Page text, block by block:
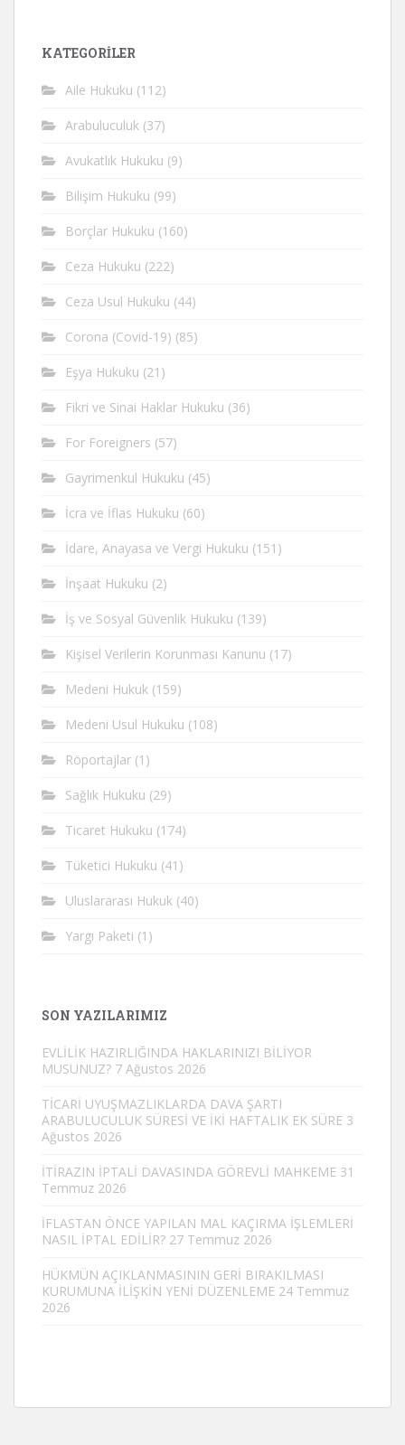
KATEGORİLER
Aile Hukuku (112)
Arabuluculuk (37)
Avukatlık Hukuku (9)
Bilişim Hukuku (99)
Borçlar Hukuku (160)
Ceza Hukuku (222)
Ceza Usul Hukuku (44)
Corona (Covid-19) (85)
Eşya Hukuku (21)
Fikri ve Sinai Haklar Hukuku (36)
For Foreigners (57)
Gayrimenkul Hukuku (45)
İcra ve İflas Hukuku (60)
İdare, Anayasa ve Vergi Hukuku (151)
İnşaat Hukuku (2)
İş ve Sosyal Güvenlik Hukuku (139)
Kişisel Verilerin Korunması Kanunu (17)
Medeni Hukuk (159)
Medeni Usul Hukuku (108)
Röportajlar (1)
Sağlık Hukuku (29)
Ticaret Hukuku (174)
Tüketici Hukuku (41)
Uluslararası Hukuk (40)
Yargı Paketi (1)
SON YAZILARIMIZ
EVLİLİK HAZIRLIĞINDA HAKLARINIZI BİLİYOR
MUSUNUZ? 7 Ağustos 2026
TİCARİ UYUŞMAZLIKLARDA DAVA ŞARTI
ARABULUCULUK SÜRESİ VE İKİ HAFTALIK EK SÜRE 3
Ağustos 2026
İTİRAZIN İPTALİ DAVASINDA GÖREVLİ MAHKEME 31
Temmuz 2026
İFLASTAN ÖNCE YAPILAN MAL KAÇIRMA İŞLEMLERİ
NASIL İPTAL EDİLİR? 27 Temmuz 2026
HÜKMÜN AÇIKLANMASININ GERİ BIRAKILMASI
KURUMUNA İLİŞKİN YENİ DÜZENLEME 24 Temmuz
2026